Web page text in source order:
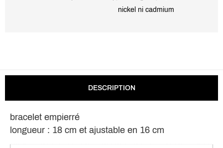
nickel ni cadmium
DESCRIPTION
bracelet empierré
longueur : 18 cm et ajustable en 16 cm